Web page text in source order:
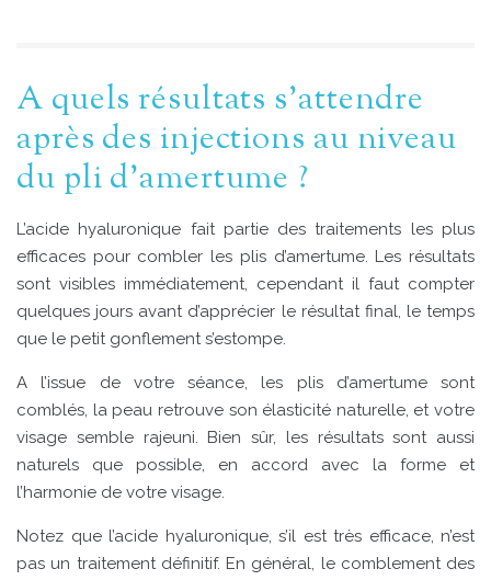
A quels résultats s’attendre
après des injections au niveau
du pli d’amertume ?
L’acide hyaluronique fait partie des traitements les plus
efficaces pour combler les plis d’amertume. Les résultats
sont visibles immédiatement, cependant il faut compter
quelques jours avant d’apprécier le résultat final, le temps
que le petit gonflement s’estompe.
A l’issue de votre séance, les plis d’amertume sont
comblés, la peau retrouve son élasticité naturelle, et votre
visage semble rajeuni. Bien sûr, les résultats sont aussi
naturels que possible, en accord avec la forme et
l’harmonie de votre visage.
Notez que l’acide hyaluronique, s’il est très efficace, n’est
pas un traitement définitif. En général, le comblement des